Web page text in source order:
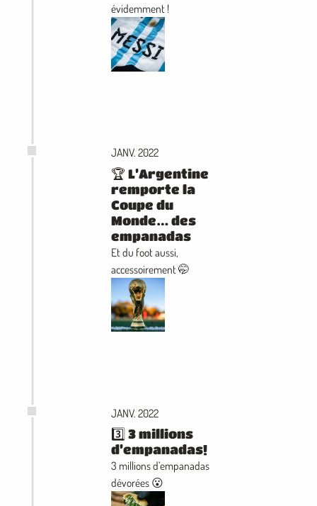
évidemment !
JANV. 2022
🏆 L’Argentine
remporte la
Coupe du
Monde… des
empanadas
Et du foot aussi,
accessoirement 🤭
JANV. 2022
3️⃣ 3 millions
d’empanadas!
3 millions d’empanadas
dévorées 😮